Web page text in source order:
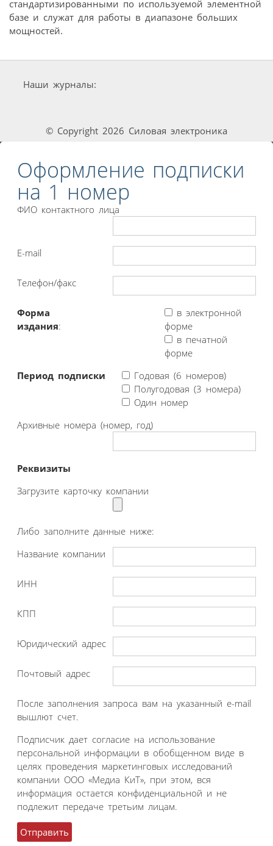
стандартизированными по используемой элементной
базе и служат для работы в диапазоне больших
мощностей.
Наши журналы:
© Copyright 2026 Силовая электроника
Оформление подписки
на 1 номер
ФИО контактного лица
E-mail
Телефон/факс
Форма
издания:
в электронной
форме
в печатной
форме
Период подписки
Годовая (6 номеров)
Полугодовая (3 номера)
Один номер
Архивные номера (номер, год)
Реквизиты
Загрузите карточку компании
Либо заполните данные ниже:
Название компании
ИНН
КПП
Юридический адрес
Почтовый адрес
После заполнения запроса вам на указанный e-mail
вышлют счет.
Подписчик дает согласие на использование
персональной информации в обобщенном виде в
целях проведения маркетинговых исследований
компании ООО «Медиа КиТ», при этом, вся
информация остается конфиденциальной и не
подлежит передаче третьим лицам.